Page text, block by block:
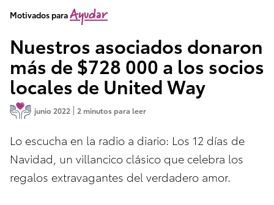
Motivados paraAyudar
Nuestros asociados donaron
más de $728 000 a los socios
locales de United Way
junio 2022 2 minutos para leer
Lo escucha en la radio a diario: Los 12 días de
Navidad, un villancico clásico que celebra los
regalos extravagantes del verdadero amor.